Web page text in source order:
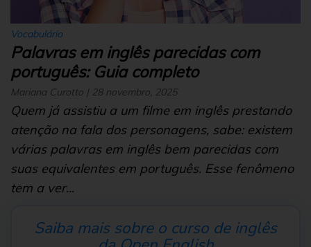
Vocabulário
Palavras em inglês parecidas com
português: Guia completo
Mariana Curotto | 28 novembro, 2025
Quem já assistiu a um filme em inglês prestando
atenção na fala dos personagens, sabe: existem
várias palavras em inglês bem parecidas com
suas equivalentes em português. Esse fenômeno
tem a ver...
Saiba mais sobre o curso de inglês